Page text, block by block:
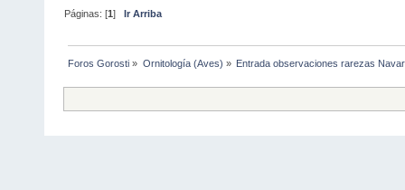
Páginas: [1]Ir Arriba
Foros Gorosti » Ornitología (Aves) » Entrada observaciones rarezas